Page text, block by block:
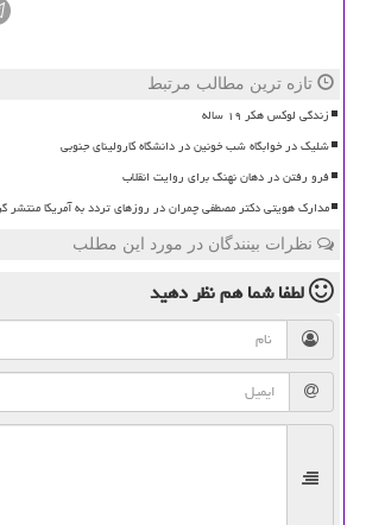
تازه ترین مطالب مرتبط
زندگی لوکس هکر ۱۹ ساله
شلیک در خوابگاه شب خونین در دانشگاه کارولینای جنوبی
فرو رفتن در دهان نهنگ برای روایت انقلاب
مدارک هویتی دکتر مصطفی چمران در روزهای تردد به آمریکا منتشر
نظرات بینندگان در مورد این مطلب
لطفا شما همنظر دهید